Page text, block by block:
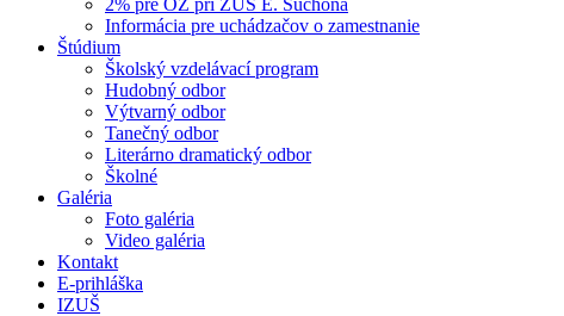
2% pre OZ pri ZUŠ E. Suchoňa
Informácia pre uchádzačov o zamestnanie
Štúdium
Školský vzdelávací program
Hudobný odbor
Výtvarný odbor
Tanečný odbor
Literárno dramatický odbor
Školné
Galéria
Foto galéria
Video galéria
Kontakt
E-prihláška
IZUŠ